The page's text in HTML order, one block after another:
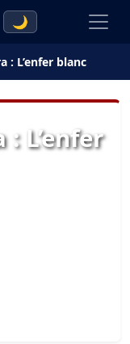
🌙
: L’enfer blanc
L’enfer